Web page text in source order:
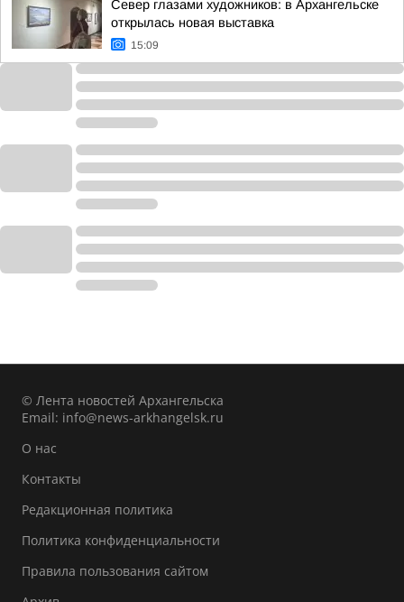
Север глазами художников: в Архангельске
открылась новая выставка
15:09
© Лента новостей Архангельска
Email: info@news-arkhangelsk.ru
О нас
Контакты
Редакционная политика
Политика конфиденциальности
Правила пользования сайтом